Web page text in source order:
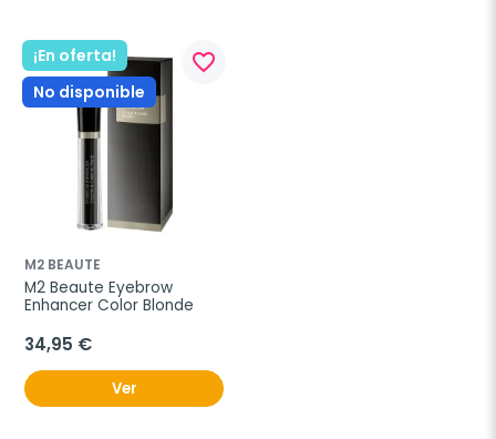
¡En oferta!
No disponible
favorite_border
M2 BEAUTE
M2 Beaute Eyebrow
Enhancer Color Blonde
34,95 €
Ver